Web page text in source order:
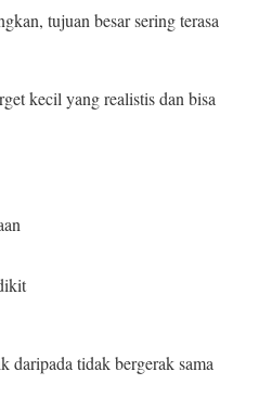
tujuan besar sering terasa
kecil yang realistis dan bisa
daripada tidak bergerak sama